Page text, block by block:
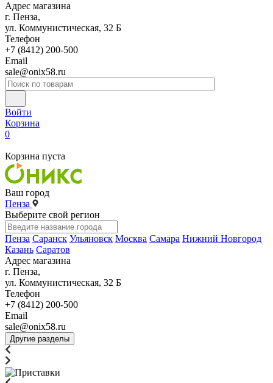
Адрес магазина
г. Пенза,
ул. Коммунистическая, 32 Б
Телефон
+7 (8412) 200-500
Email
sale@onix58.ru
Войти
Корзина
0
Корзина пуста
Ваш город
Пенза
Выберите свой регион
Пенза Саранск Ульяновск Москва Самара Нижний Новгород
Казань Саратов
Адрес магазина
г. Пенза,
ул. Коммунистическая, 32 Б
Телефон
+7 (8412) 200-500
Email
sale@onix58.ru
Другие разделы